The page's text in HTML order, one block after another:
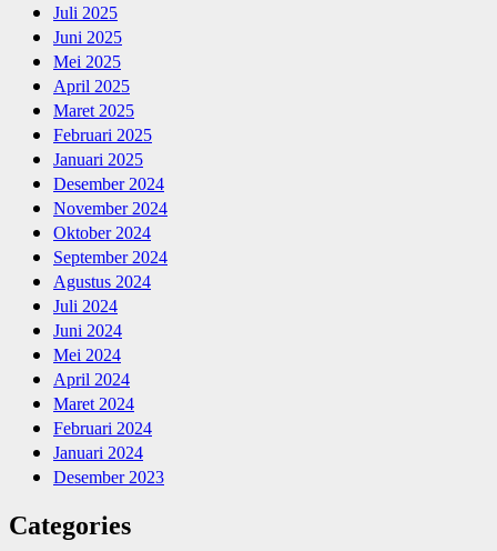
Juli 2025
Juni 2025
Mei 2025
April 2025
Maret 2025
Februari 2025
Januari 2025
Desember 2024
November 2024
Oktober 2024
September 2024
Agustus 2024
Juli 2024
Juni 2024
Mei 2024
April 2024
Maret 2024
Februari 2024
Januari 2024
Desember 2023
Categories